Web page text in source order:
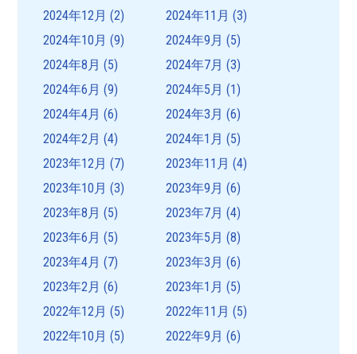
2024年12月 (2) 2024年11月 (3)
2024年10月 (9) 2024年9月 (5)
2024年8月 (5) 2024年7月 (3)
2024年6月 (9) 2024年5月 (1)
2024年4月 (6) 2024年3月 (6)
2024年2月 (4) 2024年1月 (5)
2023年12月 (7) 2023年11月 (4)
2023年10月 (3) 2023年9月 (6)
2023年8月 (5) 2023年7月 (4)
2023年6月 (5) 2023年5月 (8)
2023年4月 (7) 2023年3月 (6)
2023年2月 (6) 2023年1月 (5)
2022年12月 (5) 2022年11月 (5)
2022年10月 (5) 2022年9月 (6)